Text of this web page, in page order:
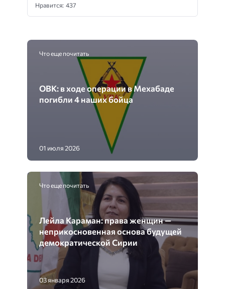
Нравится: 437
Что еще почитать
ОВК: в ходе операции в Мехабаде
погибли 4 наших бойца
01 июля 2026
Что еще почитать
Лейла Караман: права женщин —
неприкосновенная основа будущей
демократической Сирии
03 января 2026